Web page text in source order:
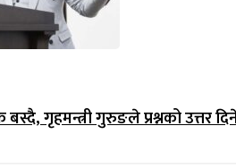
गृहमन्त्री गुरुङले प्रश्नको उत्तर